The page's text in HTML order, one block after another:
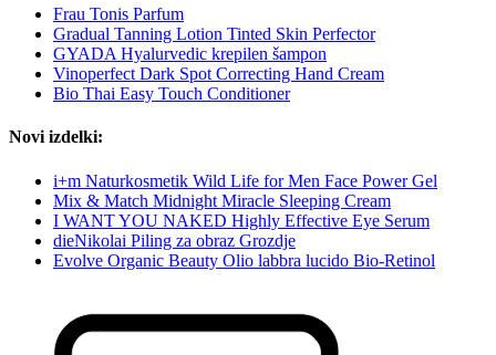
Frau Tonis Parfum
Gradual Tanning Lotion Tinted Skin Perfector
GYADA Hyalurvedic krepilen šampon
Vinoperfect Dark Spot Correcting Hand Cream
Bio Thai Easy Touch Conditioner
Novi izdelki:
i+m Naturkosmetik Wild Life for Men Face Power Gel
Mix & Match Midnight Miracle Sleeping Cream
I WANT YOU NAKED Highly Effective Eye Serum
dieNikolai Piling za obraz Grozdje
Evolve Organic Beauty Olio labbra lucido Bio-Retinol